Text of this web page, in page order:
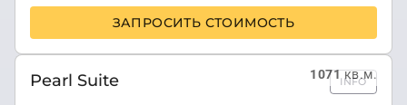
ЗАПРОСИТЬ СТОИМОСТЬ
1071кв.м.
Pearl Suite INFO